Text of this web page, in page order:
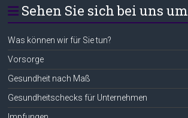
Sehen Sie sich bei uns um
Was können wir für Sie tun?
Vorsorge
Gesundheit nach Maß
Gesundheitschecks für Unternehmen